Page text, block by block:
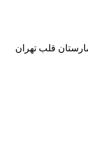
قلب تهران